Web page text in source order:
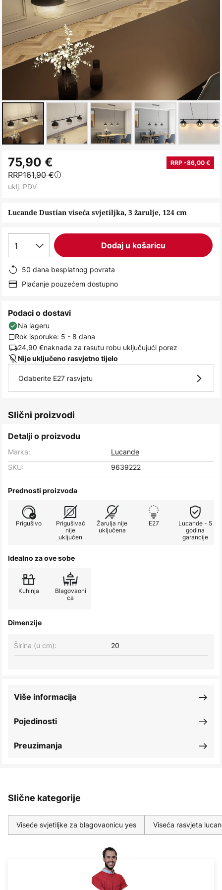
to
the
beginning
the
Lucande Dustian viseća svjetiljka, 3 žarulje, 124 cm
75,90 € RRP -86,00 €
RRP161,90 €
uklj. PDV
1 Dodaj u košaricu
50 dana besplatnog povrata
Plaćanje pouzećem dostupno
Podaci o dostavi
Na lageru
Rok isporuke: 5 - 8 dana
24,90 €naknada za rasutu robu uključujući porez
Nije uključeno rasvjetno tijelo
Odaberite E27 rasvjetu
Slični proizvodi
Detalji o proizvodu
Marka:
Lucande
SKU:
9639222
Prednosti proizvoda
Prigušivo
Prigušivač
nije
uključen
Žarulja nije
uključena
E27
Lucande - 5
godina
garancije
Idealno za ove sobe
Kuhinja
Blagovaoni
ca
Dimenzije
Širina (u cm): 20
Pojedinosti
Više informacija
Preuzimanja
Slične kategorije
Viseće svjetiljke za blagovaonicu yes Viseća rasvjeta